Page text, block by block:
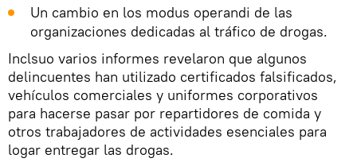
Un cambio en los modus operandi de las
organizaciones dedicadas al tráfico de drogas.
Inclsuo varios informes revelaron que algunos
delincuentes han utilizado certificados falsificados,
vehículos comerciales y uniformes corporativos
para hacerse pasar por repartidores de comida y
otros trabajadores de actividades esenciales para
logar entregar las drogas.